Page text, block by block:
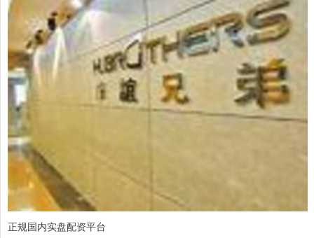
正规国内实盘配资平台